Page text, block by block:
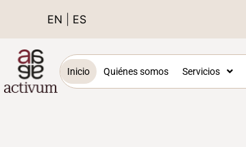
EN ES
Inicio Quiénes somos Servicios